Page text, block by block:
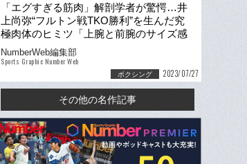
「エグすぎる筋肉」解剖学者が驚愕…井
上尚弥“フルトン戦TKO勝利”を生んだ究
極肉体のヒミツ「上腕と前腕のサイズ感
が変わらないのはすごい」
NumberWeb編集部
Sports Graphic Number Web
ボクシング 2023/07/27
その他の名作記事